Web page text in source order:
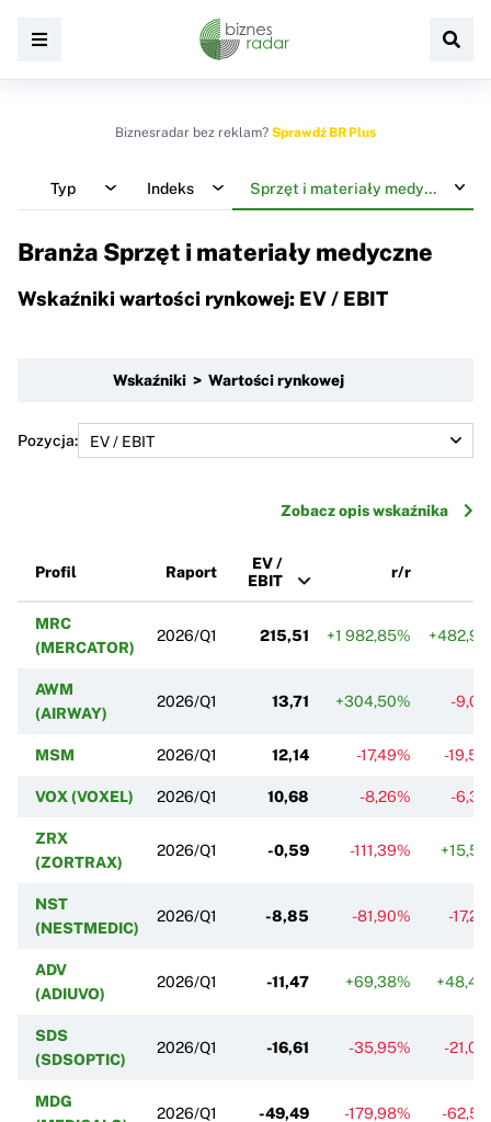
Biznesradar bez reklam? Sprawdź BR Plus
Typ Indeks Sprzęt i materiały medyczne
Branża Sprzęt i materiały medyczne
Wskaźniki wartości rynkowej: EV / EBIT
Wskaźniki > Wartości rynkowej
Pozycja:
Zobacz opis wskaźnika
Profil Raport
EV /
EBIT
r/r
MRC
(MERCATOR)
2026/Q1 215,51 +1 982,85%
AWM
(AIRWAY)
2026/Q1 13,71 +304,50% -
MSM 2026/Q1 12,14 -17,49% -
VOX (VOXEL) 2026/Q1 10,68 -8,26% -
ZRX
(ZORTRAX)
2026/Q1 -0,59 -111,39%
NST
(NESTMEDIC)
2026/Q1 -8,85 -81,90% -
ADV
(ADIUVO)
2026/Q1 -11,47 +69,38%
SDS
(SDSOPTIC)
2026/Q1 -16,61 -35,95% -
MDG
2026/Q1 -49,49 -179,98% -